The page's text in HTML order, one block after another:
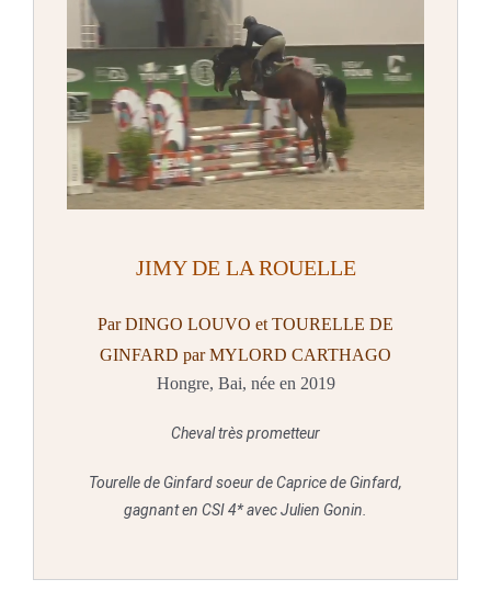
JIMY DE LA ROUELLE
Par DINGO LOUVO et TOURELLE DE
GINFARD par MYLORD CARTHAGO
Hongre, Bai, née en 2019
Cheval très prometteur
Tourelle de Ginfard soeur de Caprice de Ginfard,
gagnant en CSI 4* avec Julien Gonin.